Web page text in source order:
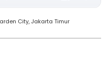
City, Jakarta Timur